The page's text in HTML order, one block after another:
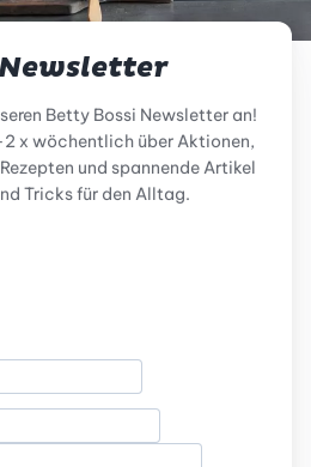
Betty Bossi Newsletter an!
x wöchentlich über Aktionen,
und spannende Artikel
Tricks für den Alltag.